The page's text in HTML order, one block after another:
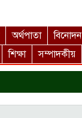
অর্থপাতা বিনোদন
শিক্ষা সম্পাদকীয়